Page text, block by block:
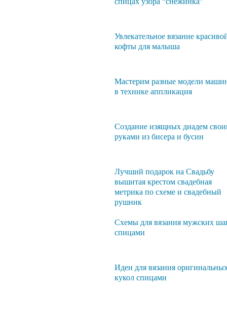
Увлекательное вязание
кофты для малыша
Мастерим разные модели
в технике аппликация
Создание изящных диадем
руками из бисера и бусин
Лучший подарок на Свадьбу
вышитая крестом свадебная
метрика по схеме и свадебный
рушник
Схемы для вязания мужских
спицами
Идеи для вязания
кукол спицами